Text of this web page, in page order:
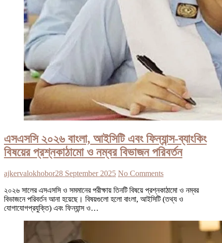
এসএসসি ২০২৬ বাংলা, আইসিটি এবং ফিন্যান্স-ব্যাংকিং
বিষয়ের প্রশ্নকাঠামো ও নম্বর বিভাজন পরিবর্তন
ajkervalokhobor28 September 2025 No Comments
২০২৬ সালের এসএসসি ও সমমানের পরীক্ষায় তিনটি বিষয়ে প্রশ্নকাঠামো ও নম্বর
বিভাজনে পরিবর্তন আনা হয়েছে। বিষয়গুলো হলো বাংলা, আইসিটি (তথ্য ও
যোগাযোগপ্রযুক্তি) এবং ফিন্যান্স ও…